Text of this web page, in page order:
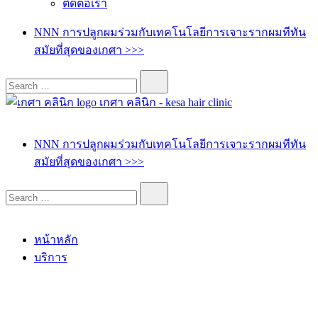
ติดต่อเรา
NNN การปลูกผมร่วมกับเทคโนโลยีการเจาะรากผมทีทัน
สมัยที่สุดของเกศา >>>
NNN การปลูกผมร่วมกับเทคโนโลยีการเจาะรากผมทีทัน
สมัยที่สุดของเกศา >>>
หน้าหลัก
บริการ